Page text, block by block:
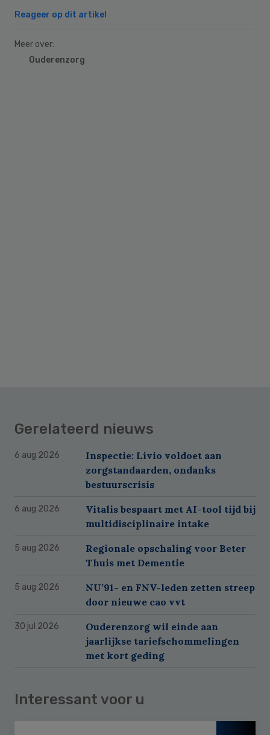
Reageer op dit artikel
Meer over:
Ouderenzorg
Gerelateerd nieuws
6 aug 2026
Inspectie: Livio voldoet aan
zorgstandaarden, ondanks
bestuurscrisis
6 aug 2026
Vitalis bespaart met AI-tool tijd bij
multidisciplinaire intake
5 aug 2026
Regionale opschaling voor Beter
Thuis met Dementie
5 aug 2026
NU’91- en FNV-leden zetten streep
door nieuwe cao vvt
30 jul 2026
Ouderenzorg wil einde aan
jaarlijkse tariefschommelingen
met kort geding
Interessant voor u